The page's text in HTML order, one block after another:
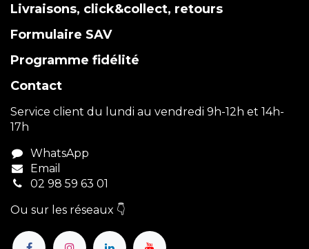
Livraisons, click&collect, retours
Formulaire SAV
Programme fidélité
Contact
Service client du lundi au vendredi 9h-12h et 14h-
17h
WhatsApp
Email
02 98 59 63 01
Ou sur les réseaux 👇